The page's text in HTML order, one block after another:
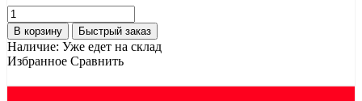
В корзину Быстрый заказ
Наличие: Уже едет на склад
Избранное Сравнить